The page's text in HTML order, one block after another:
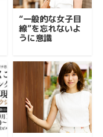
“一般的な女子目
線”を忘れないよ
うに意識